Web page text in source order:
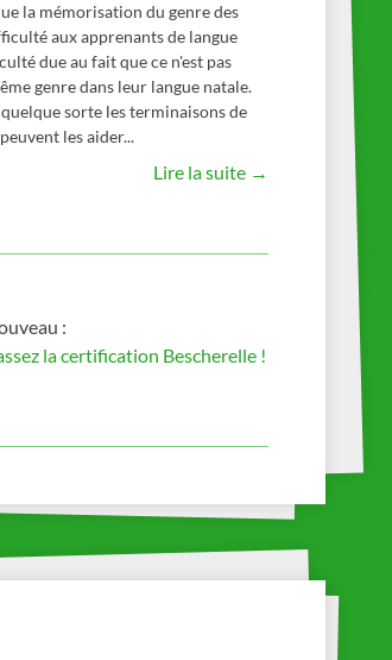
la mémorisation du genre des
aux apprenants de langue
due au fait que ce n'est pas
genre dans leur langue natale.
quelque sorte les terminaisons de
les aider...
Lire la suite →
:
la certification Bescherelle !